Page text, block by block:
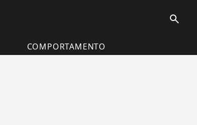
search
COMPORTAMENTO